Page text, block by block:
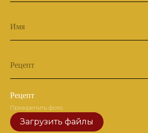
Имя
Рецепт
Рецепт
Прикрепить фото
Загрузить файлы